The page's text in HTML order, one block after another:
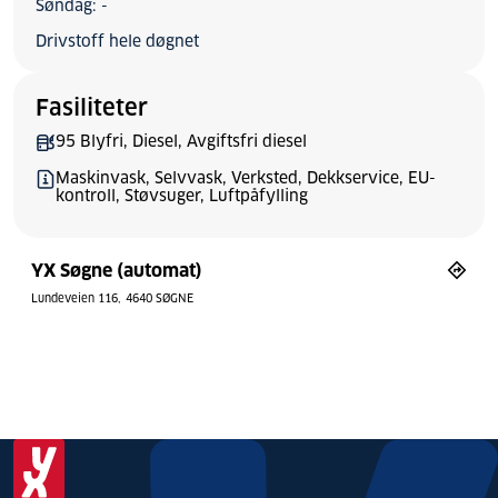
Søndag: -
Drivstoff hele døgnet
Fasiliteter
95 Blyfri, Diesel, Avgiftsfri diesel
Maskinvask, Selvvask, Verksted, Dekkservice, EU-
kontroll, Støvsuger, Luftpåfylling
YX Søgne (automat)
Lundeveien 116 4640 SØGNE